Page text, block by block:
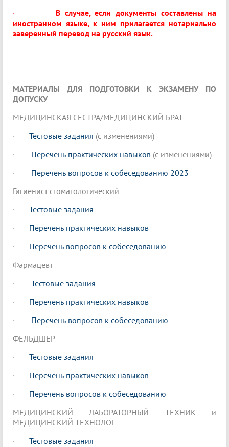
· В случае, если документы составлены на
иностранном языке, к ним прилагается нотариально
заверенный перевод на русский язык.
МАТЕРИАЛЫ ДЛЯ ПОДГОТОВКИ К ЭКЗАМЕНУ ПО
ДОПУСКУ
МЕДИЦИНСКАЯ СЕСТРА/МЕДИЦИНСКИЙ БРАТ
·
Тестовые задания (с изменениями)
·
Перечень практических навыков (с изменениями)
· Перечень вопросов к собеседованию 2023
Гигиенист стоматологический
· Тестовые задания
· Перечень практических навыков
· Перечень вопросов к собеседованию
Фармацевт
· Тестовые задания
· Перечень практических навыков
· Перечень вопросов к собеседованию
ФЕЛЬДШЕР
· Тестовые задания
· Перечень практических навыков
· Перечень вопросов к собеседованию
МЕДИЦИНСКИЙ ЛАБОРАТОРНЫЙ ТЕХНИК и
МЕДИЦИНСКИЙ ТЕХНОЛОГ
· Тестовые задания